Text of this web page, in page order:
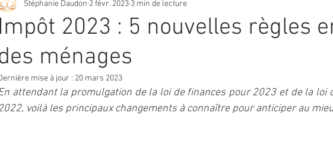
Impôt 2023 : 5 nouvelles règles
ménages
Stéphanie Daudon 2 févr. 2023 3 min de lecture
mise à jour : 20 mars 2023
attendant la promulgation de la loi de finances pour 2023 et de la loi
voilà les principaux changements à connaître pour anticiper au